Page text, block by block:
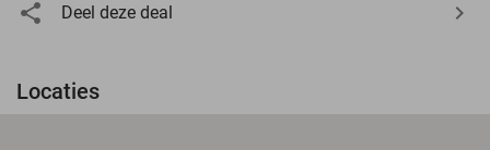
Deel deze deal
Locaties